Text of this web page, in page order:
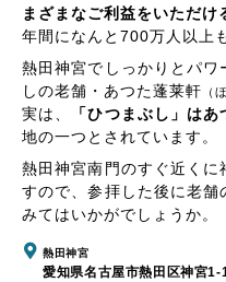
まざまなご利益をいただけ
年間になんと700万人以上
熱田神宮でしっかりとパ
しの老舗・あつた蓬莱軒 （
実は、
「ひつまぶし」は
地の一つとされています。
熱田神宮南門のすぐ近くに
すので、参拝した後に老
みてはいかがでしょうか。
熱田神宮
愛知県名古屋市熱田区神宮1-